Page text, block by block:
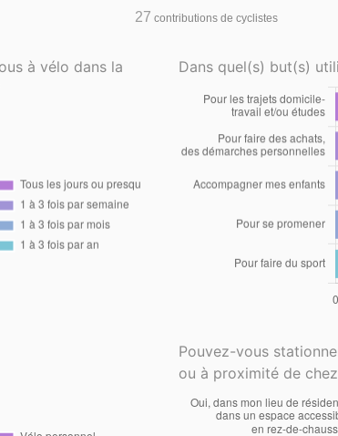
27 contributions de cyclistes
à vélo dans la
Dans quel(s) but(s)
Pouvez-vous
ou à proximité de